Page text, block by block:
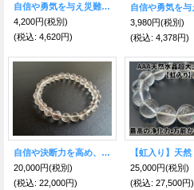
自信や勇気を与え災難からも身を守る！ターコイズ＆水晶 ブレスレット
4,200円(税別)
(税込: 4,620円)
3,980円(税別)
(税込: 4,378円)
自信や決断力を高め、人間関係を深める！レッドルチルクォーツブレスレット
20,000円(税別)
(税込: 22,000円)
25,000円(税別)
(税込: 27,500円)